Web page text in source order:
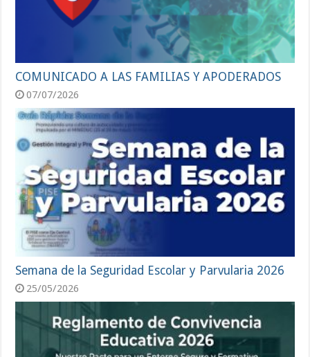
COMUNICADO A LAS FAMILIAS Y APODERADOS
07/07/2026
Semana de la Seguridad Escolar y Parvularia 2026
25/05/2026